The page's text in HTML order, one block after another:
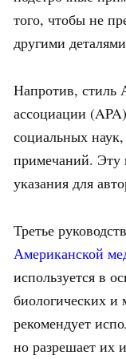
того, чтобы не
другими
Напротив, стиль
ассоциации
социальных
примечаний. Эту
указания для
Третье
Американской
используется в
биологических
рекомендует
но разрешает их